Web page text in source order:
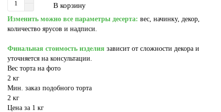
В корзину
Изменить можно все параметры десерта: вес, начинку, декор,
количество ярусов и надписи.
Финальная стоимость изделия зависит от сложности декора и
уточняется на консультации.
Вес торта на фото
2 кг
Мин. заказ подобного торта
2 кг
Цена за 1 кг